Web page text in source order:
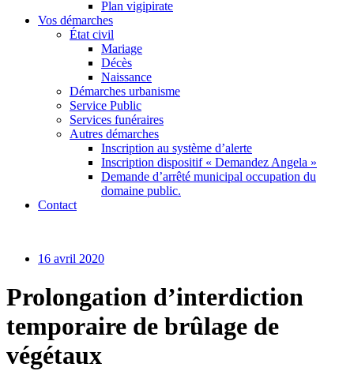
Plan vigipirate
Vos démarches
État civil
Mariage
Décès
Naissance
Démarches urbanisme
Service Public
Services funéraires
Autres démarches
Inscription au système d’alerte
Inscription dispositif « Demandez Angela »
Demande d’arrêté municipal occupation du
domaine public.
Contact
16 avril 2020
Prolongation d’interdiction
temporaire de brûlage de
végétaux